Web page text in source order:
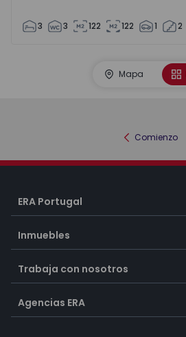
3 3 122 122 1 2
Mapa
Comienzo
ERA Portugal
Inmuebles
Trabaja con nosotros
Agencias ERA